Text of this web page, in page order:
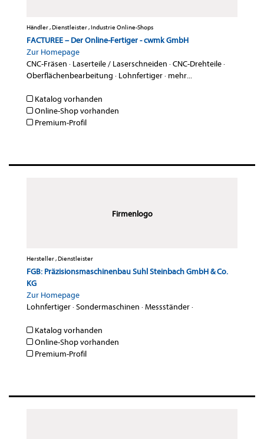
Händler , Dienstleister , Industrie Online-Shops
FACTUREE – Der Online-Fertiger - cwmk GmbH
Zur Homepage
CNC-Fräsen · Laserteile / Laserschneiden ·CNC-Drehteile·
Oberflächenbearbeitung · Lohnfertiger· mehr...
Katalog vorhanden
Online-Shop vorhanden
Premium-Profil
Firmenlogo
Hersteller , Dienstleister
FGB: Präzisionsmaschinenbau Suhl Steinbach GmbH & Co.
KG
Zur Homepage
Lohnfertiger·Sondermaschinen ·Messständer·
Katalog vorhanden
Online-Shop vorhanden
Premium-Profil